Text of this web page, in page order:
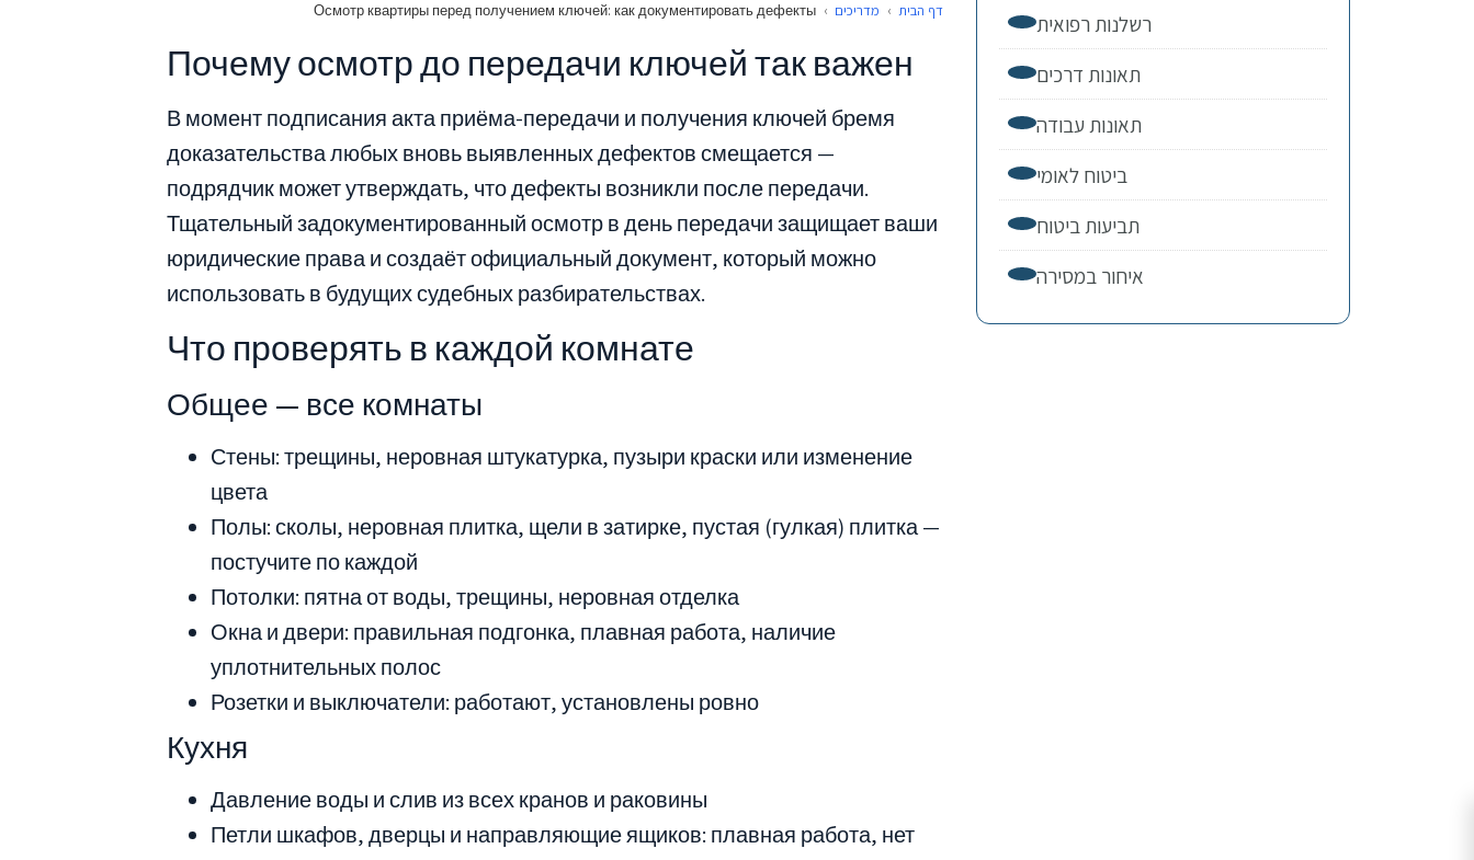
דף הבית › מדריכים ›
Осмотр квартиры перед получением ключей: как документировать дефекты
Почему осмотр до передачи ключей так важен
В момент подписания акта приёма-передачи и получения ключей бремя
доказательства любых вновь выявленных дефектов смещается —
подрядчик может утверждать, что дефекты возникли после передачи.
Тщательный задокументированный осмотр в день передачи защищает ваши
юридические права и создаёт официальный документ, который можно
использовать в будущих судебных разбирательствах.
Что проверять в каждой комнате
Общее — все комнаты
Стены: трещины, неровная штукатурка, пузыри краски или изменение
цвета
Полы: сколы, неровная плитка, щели в затирке, пустая (гулкая) плитка —
постучите по каждой
Потолки: пятна от воды, трещины, неровная отделка
Окна и двери: правильная подгонка, плавная работа, наличие
уплотнительных полос
Розетки и выключатели: работают, установлены ровно
Кухня
Давление воды и слив из всех кранов и раковины
Петли шкафов, дверцы и направляющие ящиков: плавная работа, нет
רשלנות רפואית
תאונות דרכים
תאונות עבודה
ביטוח לאומי
תביעות ביטוח
איחור במסירה